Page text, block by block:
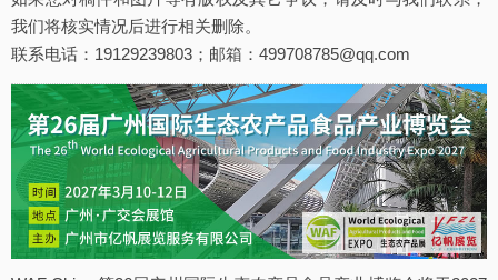
我们将核实情况后进行相关删除。
联系电话：19129239803；邮箱：499708785@qq.com